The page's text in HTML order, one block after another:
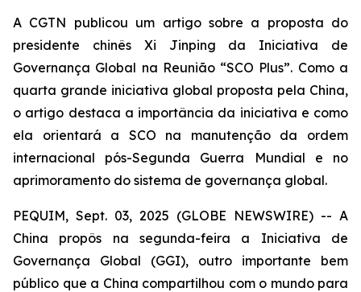
A CGTN publicou um artigo sobre a proposta do
presidente chinês Xi Jinping da Iniciativa de
Governança Global na Reunião “SCO Plus”. Como a
quarta grande iniciativa global proposta pela China,
o artigo destaca a importância da iniciativa e como
ela orientará a SCO na manutenção da ordem
internacional pós-Segunda Guerra Mundial e no
aprimoramento do sistema de governança global.
PEQUIM, Sept. 03, 2025 (GLOBE NEWSWIRE) -- A
China propôs na segunda-feira a Iniciativa de
Governança Global (GGI), outro importante bem
público que a China compartilhou com o mundo para